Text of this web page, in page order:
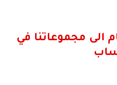
الى مجموعاتنا في